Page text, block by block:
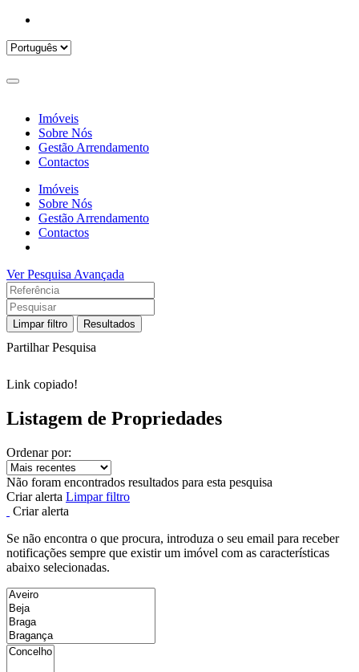
Imóveis
Sobre Nós
Gestão Arrendamento
Contactos
Imóveis
Sobre Nós
Gestão Arrendamento
Contactos
Ver Pesquisa Avançada
Limpar filtro Resultados
Partilhar Pesquisa
Link copiado!
Listagem de Propriedades
Ordenar por:
Não foram encontrados resultados para esta pesquisa
Criar alerta Limpar filtro
Criar alerta
Se não encontra o que procura, introduza o seu email para receber
notificações sempre que existir um imóvel com as características
abaixo selecionadas.